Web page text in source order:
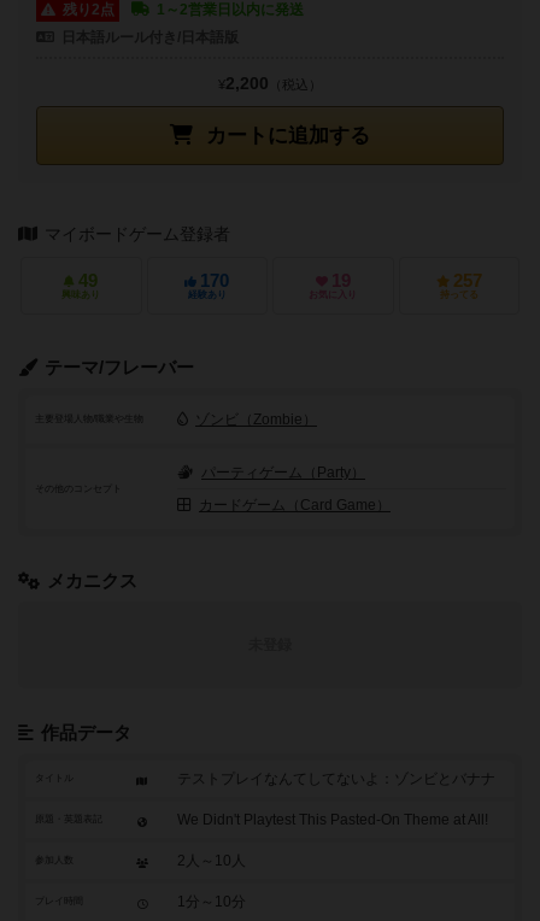
残り2点
1～2営業日以内に発送
カートに追加する
¥2,200 （税込）
マイボードゲーム登録者
49
興味あり
170
経験あり
19
お気に入り
257
持ってる
テーマ/フレーバー
ゾンビ（Zombie）
その他のコンセプト
パーティゲーム（Party）
カードゲーム（Card Game）
メカニクス
作品データ
タイトル テストプレイなんてしてないよ：ゾンビとバナナ
原題・英題表記 We Didn't Playtest This Pasted-On Theme at All!
参加人数 2人～10人
1分～10分